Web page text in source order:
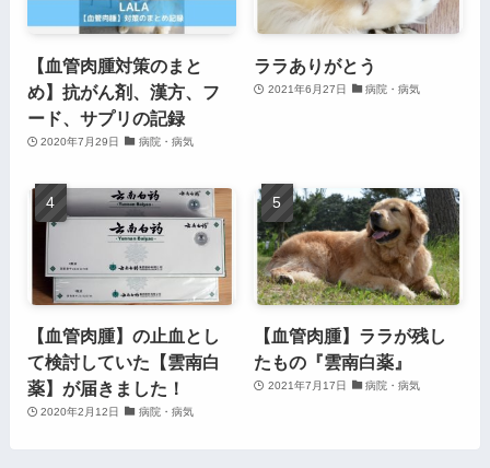
【血管肉腫対策のまと
め】抗がん剤、漢方、フ
ード、サプリの記録
2020年7月29日 病院・病気
ララありがとう
2021年6月27日 病院・病気
【血管肉腫】の止血とし
て検討していた【雲南白
薬】が届きました！
2020年2月12日 病院・病気
【血管肉腫】ララが残し
たもの『雲南白薬』
2021年7月17日 病院・病気